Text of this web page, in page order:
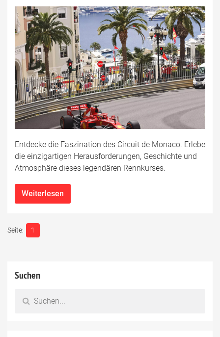
Entdecke die Faszination des Circuit de Monaco. Erlebe
die einzigartigen Herausforderungen, Geschichte und
Atmosphäre dieses legendären Rennkurses.
Weiterlesen
1
Suchen